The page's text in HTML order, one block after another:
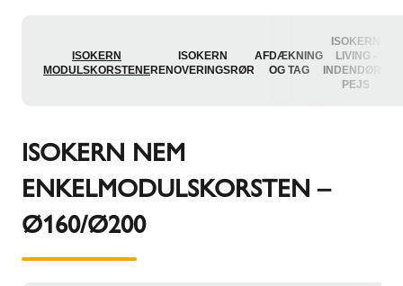
ISOKERN
MODULSKORSTENE
ISOKERN
RENOVERINGSRØR
AFDÆKNING
OG TAG
ISOKERN
LIVING -
INDENDØRS
PEJS
ISOKERN NEM
ENKELMODULSKORSTEN –
Ø160/Ø200